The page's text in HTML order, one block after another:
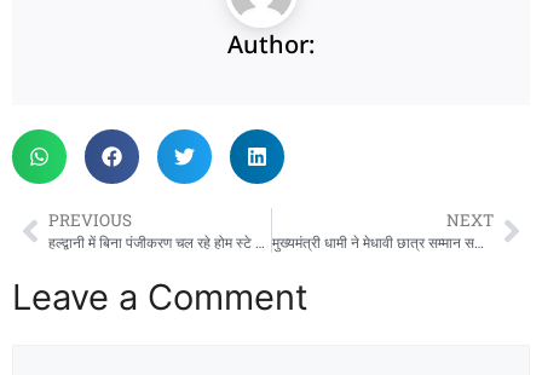
Author:
PREVIOUS
हल्द्वानी में बिना पंजीकरण चल रहे होम स्टे पर प्रशासन सख्त, दो इकाइयों पर कार्रवाई की चेतावनी
NEXT
मुख्यमंत्री धामी ने मेधावी छात्र सम्मान समारोह में प्रतिभाओं को किया सम्मानित
Leave a Comment